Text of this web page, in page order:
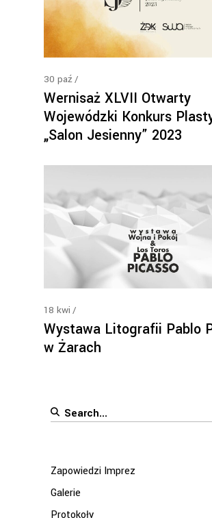
30 paź
Wernisaż XLVII Otwarty
Wojewódzki Konkurs
„Salon Jesienny” 2023
18 kwi
Wystawa Litografii Pablo
w Żarach
Search
Zapowiedzi Imprez
Galerie
Protokoły